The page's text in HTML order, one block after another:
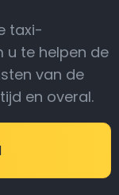
taxi-
u te helpen de
van de
en overal.